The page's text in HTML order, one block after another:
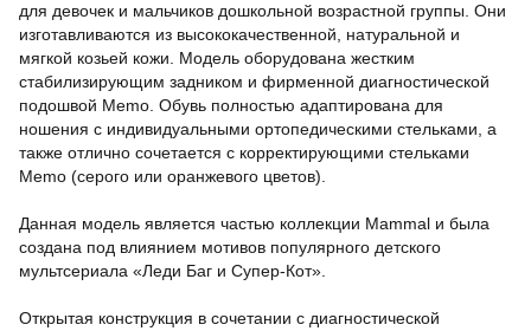
для девочек и мальчиков дошкольной возрастной группы. Они
изготавливаются из высококачественной, натуральной и
мягкой козьей кожи. Модель оборудована жестким
стабилизирующим задником и фирменной диагностической
подошвой Memo. Обувь полностью адаптирована для
ношения с индивидуальными ортопедическими стельками, а
также отлично сочетается с корректирующими стельками
Memo (серого или оранжевого цветов).
Данная модель является частью коллекции Mammal и была
создана под влиянием мотивов популярного детского
мультсериала «Леди Баг и Супер-Кот».
Открытая конструкция в сочетании с диагностической